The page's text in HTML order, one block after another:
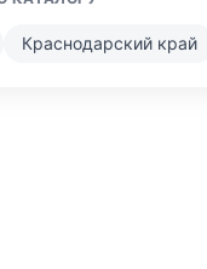
Краснодарский край